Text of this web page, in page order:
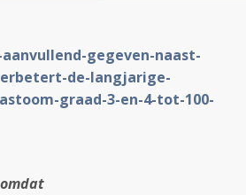
gegeven-naast-
de-langjarige-
graad-3-en-4-tot-100-